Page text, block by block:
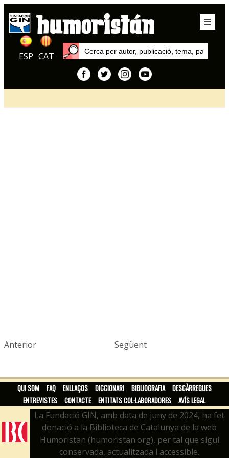
ESP CAT
Anterior Següent
QUI SOM FAQ ENLLAÇOS DICCIONARI BIBLIOGRAFIA
DESCÀRREGUES
ENTREVISTES
CONTACTE ENTITATS COL·LABORADORES AVÍS LEGAL
La Fundació GIN, amb data de juny de 2024, ha fet
donació a la Biblioteca de Catalunya de la web
Humoristan (humoristan.org), per tal que sigui
conservada, actualitzada i accessible.